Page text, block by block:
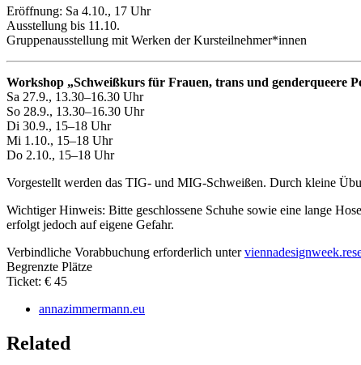
Eröffnung: Sa 4.10., 17 Uhr
Ausstellung bis 11.10.
Gruppenausstellung mit Werken der Kursteilnehmer*innen
Workshop „Schweißkurs für Frauen, trans und genderqueere
Sa 27.9., 13.30–16.30 Uhr
So 28.9., 13.30–16.30 Uhr
Di 30.9., 15–18 Uhr
Mi 1.10., 15–18 Uhr
Do 2.10., 15–18 Uhr
Vorgestellt werden das TIG- und MIG-Schweißen. Durch kleine
Wichtiger Hinweis: Bitte geschlossene Schuhe sowie eine lange
erfolgt jedoch auf eigene Gefahr.
Verbindliche Vorabbuchung erforderlich unter
Begrenzte Plätze
Ticket: € 45
annazimmermann.eu
Related